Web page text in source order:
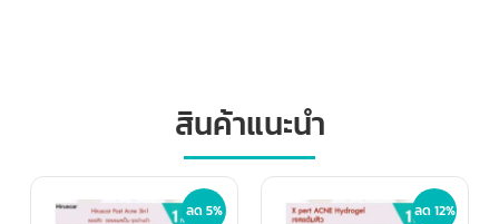
สินค้าแนะนำ
ลด 5% ลด 12%